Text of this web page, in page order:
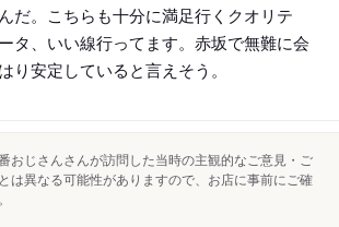
だ。こちらも十分に満足行くクオリテ
タ、いい線行ってます。赤坂で無難に会
り安定していると言えそう。
おじさんさんが訪問した当時の主観的なご意見・ご
は異なる可能性がありますので、お店に事前にご確